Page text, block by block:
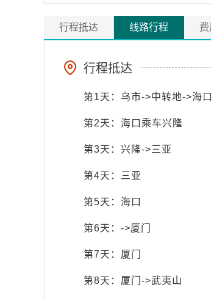
行程抵达 线路行程
行程抵达
第1天：乌市->中转地->海口
第2天：海口乘车兴隆
第3天：兴隆->三亚
第4天：三亚
第5天：海口
第6天：->厦门
第7天：厦门
第8天：厦门->武夷山